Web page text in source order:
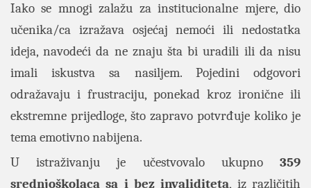
Iako se mnogi zalažu za institucionalne mjere, dio
učenika/ca izražava osjećaj nemoći ili nedostatka
ideja, navodeći da ne znaju šta bi uradili ili da nisu
imali iskustva sa nasiljem. Pojedini odgovori
odražavaju i frustraciju, ponekad kroz ironične ili
ekstremne prijedloge, što zapravo potvrđuje koliko je
tema emotivno nabijena.
U istraživanju je učestvovalo ukupno 359
srednjoškolaca sa i bez invaliditeta, iz različitih